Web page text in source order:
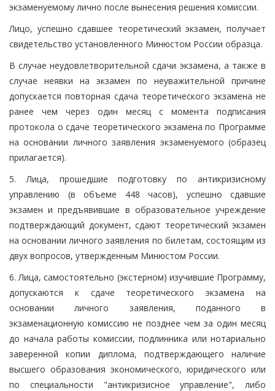
экзаменуемому лично после вынесения решения комиссии.
Лицо, успешно сдавшее теоретический экзамен, получает
свидетельство установленного Минюстом России образца.
В случае неудовлетворительной сдачи экзамена, а также в
случае неявки на экзамен по неуважительной причине
допускается повторная сдача теоретического экзамена не
ранее чем через один месяц с момента подписания
протокола о сдаче теоретического экзамена по Программе
на основании личного заявления экзаменуемого (образец
прилагается).
5. Лица, прошедшие подготовку по антикризисному
управлению (в объеме 448 часов), успешно сдавшие
экзамен и предъявившие в образовательное учреждение
подтверждающий документ, сдают теоретический экзамен
на основании личного заявления по билетам, состоящим из
двух вопросов, утвержденным Минюстом России.
6. Лица, самостоятельно (экстерном) изучившие Программу,
допускаются к сдаче теоретического экзамена на
основании личного заявления, поданного в
экзаменационную комиссию не позднее чем за один месяц
до начала работы комиссии, подлинника или нотариально
заверенной копии диплома, подтверждающего наличие
высшего образования экономического, юридического или
по специальности "антикризисное управление", либо